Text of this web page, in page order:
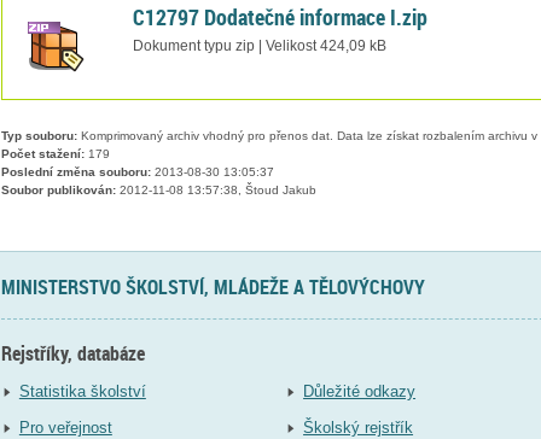
C12797 Dodatečné informace I.zip
Dokument typu zip | Velikost 424,09 kB
Typ souboru:Komprimovaný archiv vhodný pro přenos dat. Data lze získat rozbalením archivu
Počet stažení:179
Poslední změna souboru:2013-08-30 13:05:37
Soubor publikován:2012-11-08 13:57:38, Štoud Jakub
MINISTERSTVO ŠKOLSTVÍ, MLÁDEŽE A TĚLOVÝCHOVY
Rejstříky, databáze
Statistika školství
Pro veřejnost
Důležité odkazy
Školský rejstřík